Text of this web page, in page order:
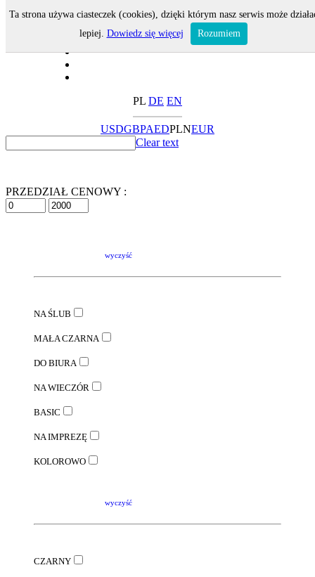
PL DE EN
USDGBPAEDPLNEUR
Clear text
PRZEDZIAŁ CENOWY :
wyczyść
NA ŚLUB
MAŁA CZARNA
DO BIURA
NA WIECZÓR
BASIC
NA IMPREZĘ
KOLOROWO
wyczyść
CZARNY
Ta strona używa ciasteczek (cookies), dzięki którym nasz serwis może
lepiej. Dowiedz się więcej Rozumiem